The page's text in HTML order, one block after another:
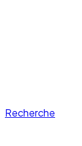
Recherche